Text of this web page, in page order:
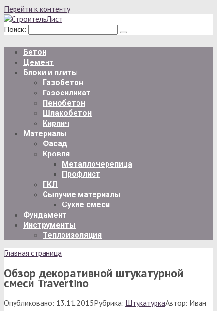
Перейти к контенту
Поиск:
Бетон
Цемент
Блоки и плиты
Газобетон
Газосиликат
Пенобетон
Шлакобетон
Кирпич
Материалы
Фасад
Кровля
Металлочерепица
Профлист
ГКЛ
Сыпучие материалы
Сухие смеси
Фундамент
Инструменты
Теплоизоляция
Главная страница
Обзор декоративной штукатурной
смеси Travertino
Опубликовано: 13.11.2015Рубрика: ШтукатуркаАвтор: Иван